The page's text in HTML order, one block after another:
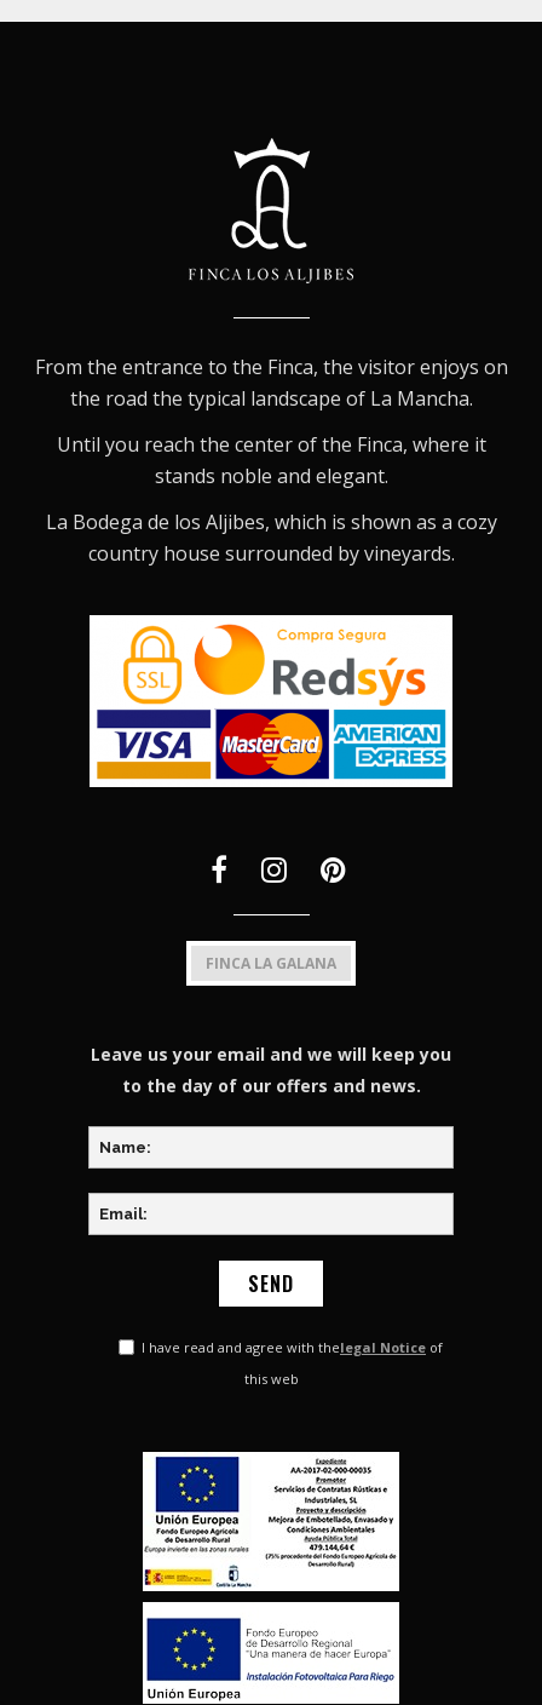
From the entrance to the Finca, the visitor enjoys on
the road the typical landscape of La Mancha.
Until you reach the center of the Finca, where it
stands noble and elegant.
La Bodega de los Aljibes, which is shown as a cozy
country house surrounded by vineyards.
FINCA LA GALANA
Leave us your email and we will keep you
to the day of our offers and news.
I have read and agree with thelegal Notice of
this web